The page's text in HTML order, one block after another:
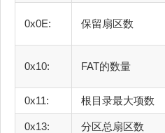
0x0E: 保留扇区数
0x10: FAT的数量
0x11: 根目录最大项数
0x13: 分区总扇区数